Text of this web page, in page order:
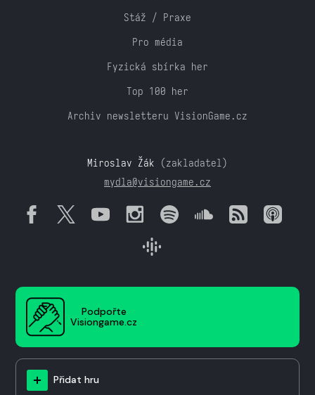
Stáž / Praxe
Pro média
Fyzická sbírka her
Top 100 her
Archiv newsletteru VisionGame.cz
Miroslav Žák (zakladatel)
mydla@visiongame.cz
Podpořte
Visiongame.cz
Přidat hru